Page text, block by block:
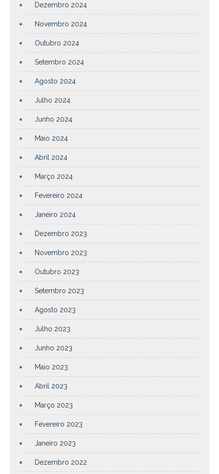
Dezembro 2024
Novembro 2024
Outubro 2024
Setembro 2024
Agosto 2024
Julho 2024
Junho 2024
Maio 2024
Abril 2024
Março 2024
Fevereiro 2024
Janeiro 2024
Dezembro 2023
Novembro 2023
Outubro 2023
Setembro 2023
Agosto 2023
Julho 2023
Junho 2023
Maio 2023
Abril 2023
Março 2023
Fevereiro 2023
Janeiro 2023
Dezembro 2022